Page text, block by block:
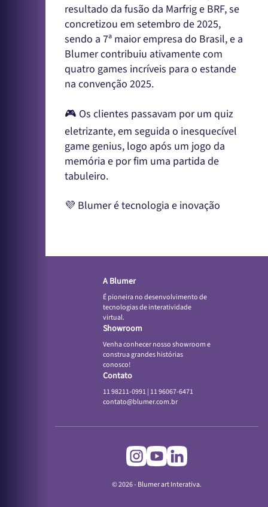
resultado da fusão da Marfrig e BRF, se
concretizou em setembro de 2025,
sendo a 7ª maior empresa do Brasil, e a
Blumer contribuiu ativamente com
quatro games incríveis para o estande
na convenção 2025.
🎮 Os clientes passavam por um quiz
eletrizante, em seguida o inesquecível
game genius, logo após um jogo da
memória e por fim uma partida de
tabuleiro.
💜 Blumer é tecnologia e inovação
A Blumer
É pioneira no desenvolvimento de
tecnologias de interatividade
virtual.
Showroom
Venha conhecer nosso showroom e
construa grandes histórias
conosco!
Contato
11 98211-0991| 11 96067-6471
contato@blumer.com.br
© 2026 - Blumer art Interativa.